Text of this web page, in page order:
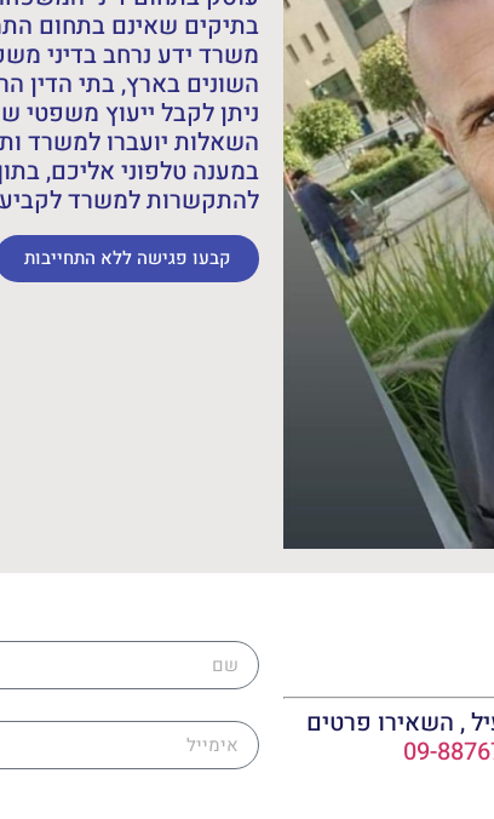
בתיקים שאינם בתחום
משרד ידע נרחב בדיני
השונים בארץ, בתי הדין
ניתן לקבל ייעוץ
השאלות יועברו למשרד
במענה טלפוני אליכם,
להתקשרות למשרד
קבעו פגישה ללא התחייבות
, השאירו פרטים
09-